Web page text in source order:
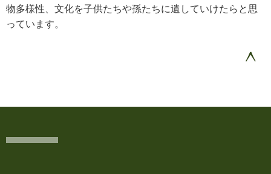
物多様性、文化を子供たちや孫たちに遺していけたらと思
っています。
^